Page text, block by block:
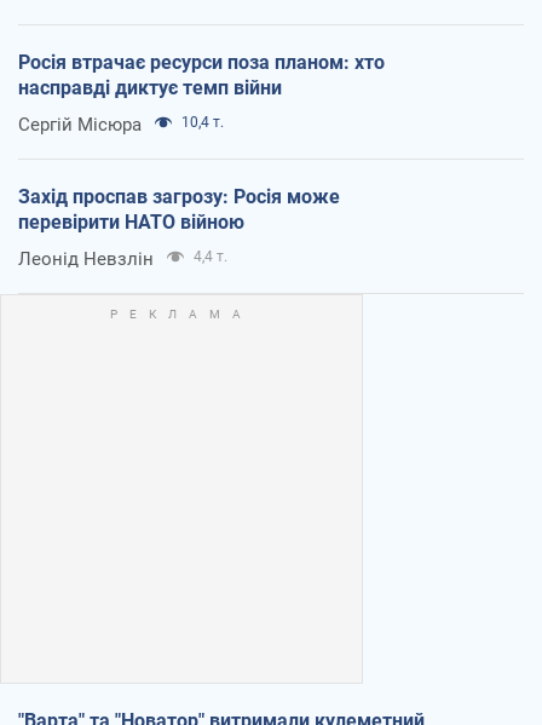
Росія втрачає ресурси поза планом: хто
насправді диктує темп війни
Сергій Місюра 10,4 т.
Захід проспав загрозу: Росія може
перевірити НАТО війною
Леонід Невзлін 4,4 т.